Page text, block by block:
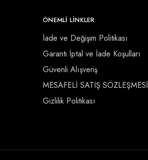
ÖNEMLI LINKLER
İade ve Değişim Politikası
Garanti İptal ve İade Koşulları
Güvenli Alışveriş
MESAFELİ SATIŞ SÖZLEŞMESİ
Gizlilik Politikası